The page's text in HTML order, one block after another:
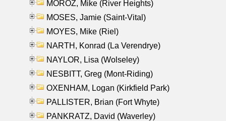
MOROZ, Mike (River Heights)
MOSES, Jamie (Saint-Vital)
MOYES, Mike (Riel)
NARTH, Konrad (La Verendrye)
NAYLOR, Lisa (Wolseley)
NESBITT, Greg (Mont-Riding)
OXENHAM, Logan (Kirkfield Park)
PALLISTER, Brian (Fort Whyte)
PANKRATZ, David (Waverley)